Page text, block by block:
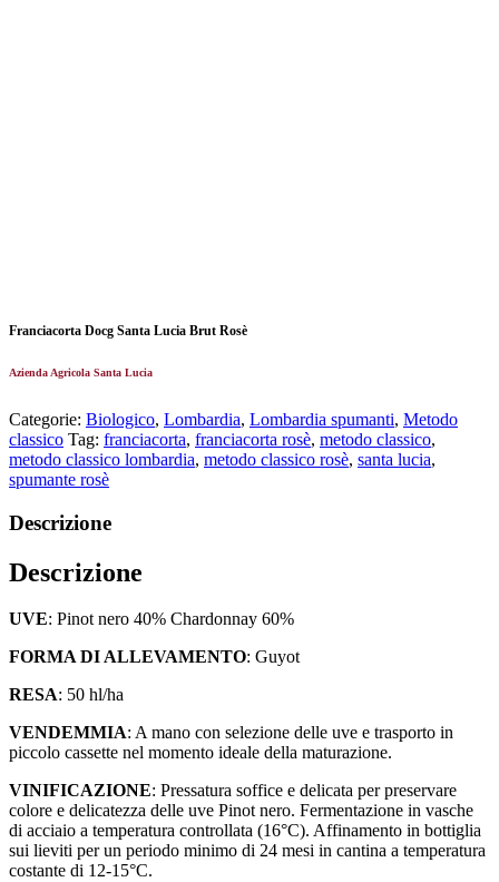
Franciacorta Docg Santa Lucia Brut Rosè
Azienda Agricola Santa Lucia
Categorie: Biologico, Lombardia, Lombardia spumanti, Metodo
classico Tag: franciacorta, franciacorta rosè, metodo classico,
metodo classico lombardia, metodo classico rosè, santa lucia,
spumante rosè
Descrizione
Descrizione
UVE: Pinot nero 40% Chardonnay 60%
FORMA DI ALLEVAMENTO: Guyot
RESA: 50 hl/ha
VENDEMMIA: A mano con selezione delle uve e trasporto in
piccolo cassette nel momento ideale della maturazione.
VINIFICAZIONE: Pressatura soffice e delicata per preservare
colore e delicatezza delle uve Pinot nero. Fermentazione in vasche
di acciaio a temperatura controllata (16°C). Affinamento in bottiglia
sui lieviti per un periodo minimo di 24 mesi in cantina a temperatura
costante di 12-15°C.